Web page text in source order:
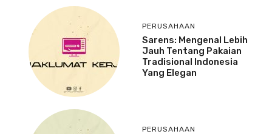
PERUSAHAAN
Sarens: Mengenal Lebih
Jauh Tentang Pakaian
Tradisional Indonesia
Yang Elegan
PERUSAHAAN